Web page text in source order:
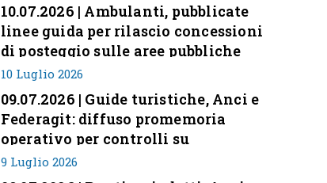
10.07.2026 | Ambulanti, pubblicate
linee guida per rilascio concessioni
di posteggio sulle aree pubbliche
10 Luglio 2026
09.07.2026 | Guide turistiche, Anci e
Federagit: diffuso promemoria
operativo per controlli su
professione
9 Luglio 2026